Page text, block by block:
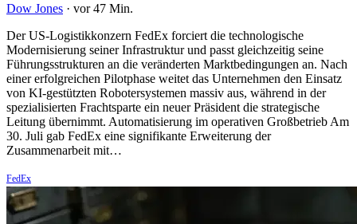
Dow Jones · vor 47 Min.
Der US-Logistikkonzern FedEx forciert die technologische
Modernisierung seiner Infrastruktur und passt gleichzeitig seine
Führungsstrukturen an die veränderten Marktbedingungen an. Nach
einer erfolgreichen Pilotphase weitet das Unternehmen den Einsatz
von KI-gestützten Robotersystemen massiv aus, während in der
spezialisierten Frachtsparte ein neuer Präsident die strategische
Leitung übernimmt. Automatisierung im operativen Großbetrieb Am
30. Juli gab FedEx eine signifikante Erweiterung der
Zusammenarbeit mit…
FedEx